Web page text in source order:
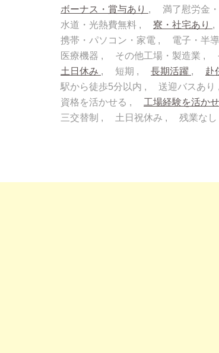
ボーナス・賞与あり
満了慰労金
水道・光熱費無料
寮・社宅あり
携帯・パソコン・家電
電子・半
医療機器
その他工場・製造業
土日休み
短期 長期活躍 赴
駅から徒歩5分以内
送迎バスあり
資格を活かせる
工場経験を活か
三交替制
土日祝休み 残業なし